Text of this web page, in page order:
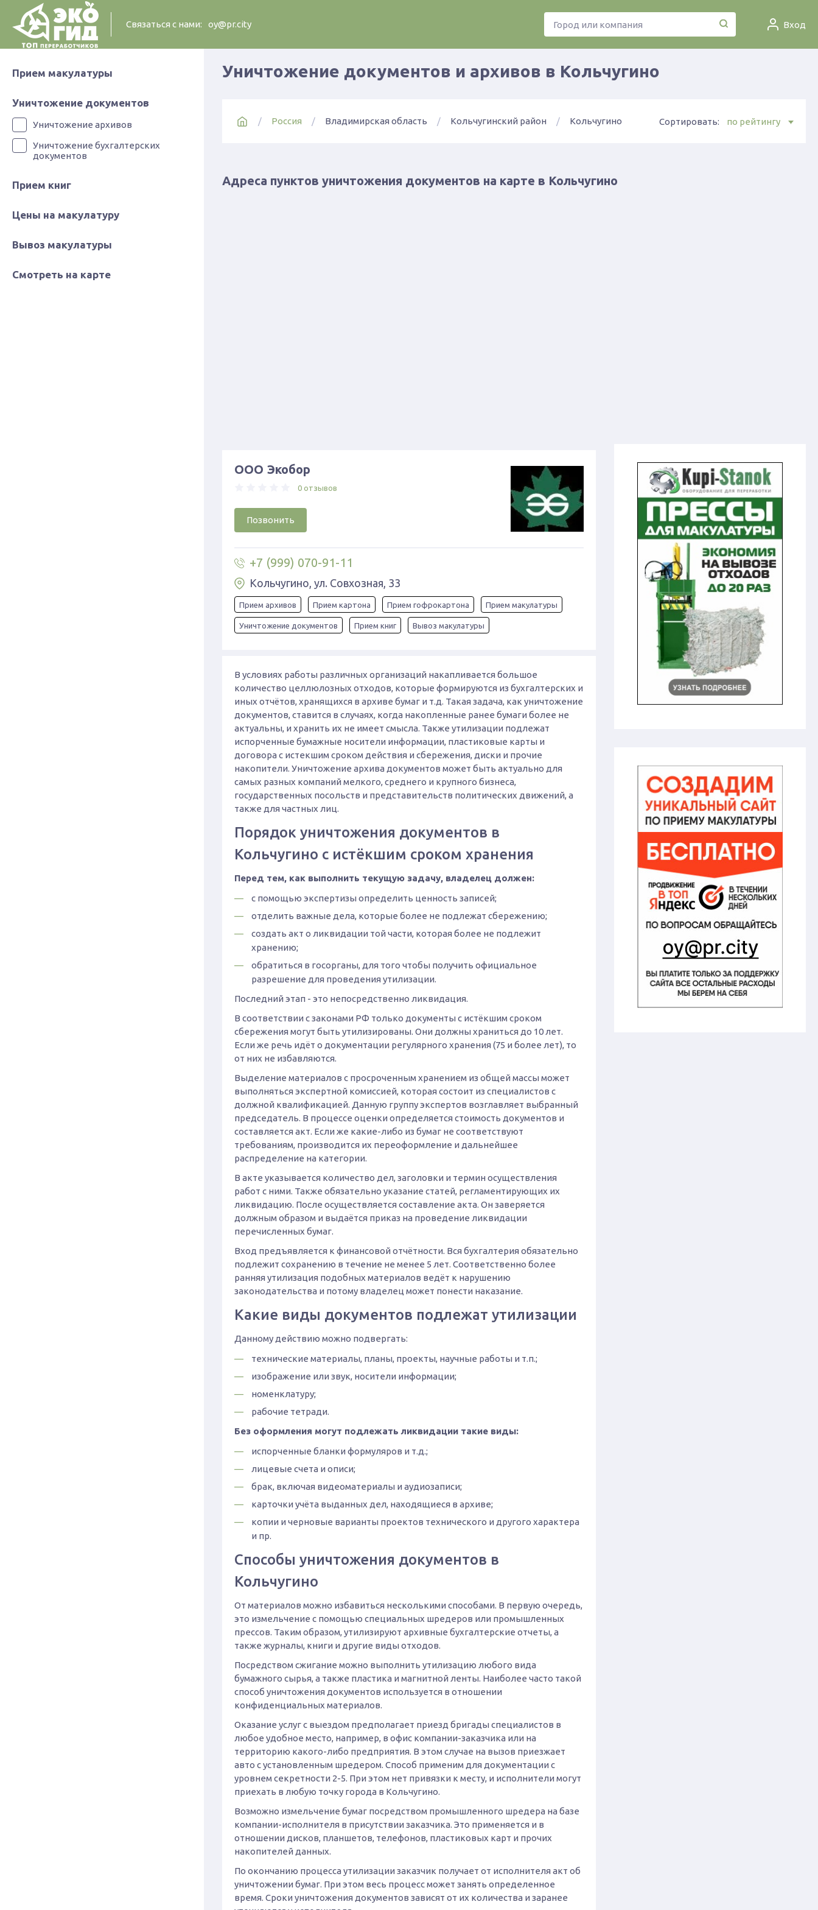
Cвязаться с нами: oy@pr.city Вход
Прием макулатуры
Уничтожение документов
Уничтожение архивов
Уничтожение бухгалтерских
документов
Прием книг
Цены на макулатуру
Вывоз макулатуры
Смотреть на карте
Уничтожение документов и архивов в Кольчугино
Россия Владимирская область Кольчугинский район Кольчугино Сортировать: по рейтингу
Адреса пунктов уничтожения документов на карте в Кольчугино
ООО Экобор
0 отзывов
Позвонить
+7 (999) 070-91-11
Кольчугино, ул. Совхозная, 33
Прием архивов Прием картона Прием гофрокартона Прием макулатуры
Уничтожение документов Прием книг Вывоз макулатуры
В условиях работы различных организаций накапливается большое
количество целлюлозных отходов, которые формируются из бухгалтерских и
иных отчётов, хранящихся в архиве бумаг и т.д. Такая задача, как уничтожение
документов, ставится в случаях, когда накопленные ранее бумаги более не
актуальны, и хранить их не имеет смысла. Также утилизации подлежат
испорченные бумажные носители информации, пластиковые карты и
договора с истекшим сроком действия и сбережения, диски и прочие
накопители. Уничтожение архива документов может быть актуально для
самых разных компаний мелкого, среднего и крупного бизнеса,
государственных посольств и представительств политических движений, а
также для частных лиц.
Порядок уничтожения документов в
Кольчугино с истёкшим сроком хранения
Перед тем, как выполнить текущую задачу, владелец должен:
с помощью экспертизы определить ценность записей;
отделить важные дела, которые более не подлежат сбережению;
создать акт о ликвидации той части, которая более не подлежит
хранению;
обратиться в госорганы, для того чтобы получить официальное
разрешение для проведения утилизации.
Последний этап - это непосредственно ликвидация.
В соответствии с законами РФ только документы с истёкшим сроком
сбережения могут быть утилизированы. Они должны храниться до 10 лет.
Если же речь идёт о документации регулярного хранения (75 и более лет), то
от них не избавляются.
Выделение материалов с просроченным хранением из общей массы может
выполняться экспертной комиссией, которая состоит из специалистов с
должной квалификацией. Данную группу экспертов возглавляет выбранный
председатель. В процессе оценки определяется стоимость документов и
составляется акт. Если же какие-либо из бумаг не соответствуют
требованиям, производится их переоформление и дальнейшее
распределение на категории.
В акте указывается количество дел, заголовки и термин осуществления
работ с ними. Также обязательно указание статей, регламентирующих их
ликвидацию. После осуществляется составление акта. Он заверяется
должным образом и выдаётся приказ на проведение ликвидации
перечисленных бумаг.
Вход предъявляется к финансовой отчётности. Вся бухгалтерия обязательно
подлежит сохранению в течение не менее 5 лет. Соответственно более
ранняя утилизация подобных материалов ведёт к нарушению
законодательства и потому владелец может понести наказание.
Какие виды документов подлежат утилизации
Данному действию можно подвергать:
технические материалы, планы, проекты, научные работы и т.п.;
изображение или звук, носители информации;
номенклатуру;
рабочие тетради.
Без оформления могут подлежать ликвидации такие виды:
испорченные бланки формуляров и т.д.;
лицевые счета и описи;
брак, включая видеоматериалы и аудиозаписи;
карточки учёта выданных дел, находящиеся в архиве;
копии и черновые варианты проектов технического и другого характера
и пр.
Способы уничтожения документов в
Кольчугино
От материалов можно избавиться несколькими способами. В первую очередь,
это измельчение с помощью специальных шредеров или промышленных
прессов. Таким образом, утилизируют архивные бухгалтерские отчеты, а
также журналы, книги и другие виды отходов.
Посредством сжигание можно выполнить утилизацию любого вида
бумажного сырья, а также пластика и магнитной ленты. Наиболее часто такой
способ уничтожения документов используется в отношении
конфиденциальных материалов.
Оказание услуг с выездом предполагает приезд бригады специалистов в
любое удобное место, например, в офис компании-заказчика или на
территорию какого-либо предприятия. В этом случае на вызов приезжает
авто с установленным шредером. Способ применим для документации с
уровнем секретности 2-5. При этом нет привязки к месту, и исполнители могут
приехать в любую точку города в Кольчугино.
Возможно измельчение бумаг посредством промышленного шредера на базе
компании-исполнителя в присутствии заказчика. Это применяется и в
отношении дисков, планшетов, телефонов, пластиковых карт и прочих
накопителей данных.
По окончанию процесса утилизации заказчик получает от исполнителя акт об
уничтожении бумаг. При этом весь процесс может занять определенное
время. Сроки уничтожения документов зависят от их количества и заранее